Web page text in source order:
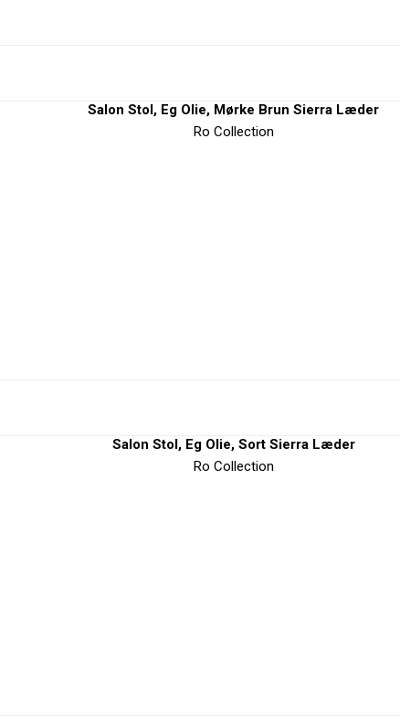
Salon Stol, Eg Olie, Mørke Brun Sierra Læder
Ro Collection
Salon Stol, Eg Olie, Sort Sierra Læder
Ro Collection